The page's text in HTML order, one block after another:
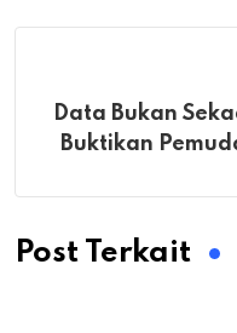
Data Bukan
Buktikan
Post Terkait